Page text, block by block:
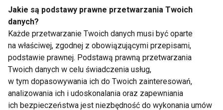
promieniowaniem UV nadal powinien jednak pełnić
dobrze dobrany krem z filtrem.
DIETA
Jakie są podstawy prawne przetwarzania Twoich
danych?
Każde przetwarzanie Twoich danych musi być oparte
na właściwej, zgodnej z obowiązującymi przepisami,
podstawie prawnej. Podstawą prawną przetwarzania
Twoich danych w celu świadczenia usług,
w tym dopasowywania ich do Twoich zainteresowań,
analizowania ich i udoskonalania oraz zapewniania
ich bezpieczeństwa jest niezbędność do wykonania umów